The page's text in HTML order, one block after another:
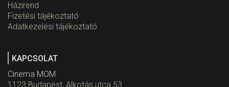
Házirend
Fizetési tájékoztató
Adatkezelési tájékoztató
KAPCSOLAT
Cinema MOM
1123 Budapest, Alkotás utca 53.